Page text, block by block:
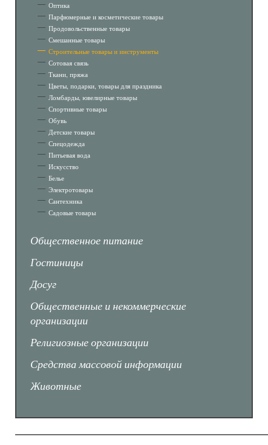
Оптика
Парфюмерные и косметические товары
Продовольственные товары
Смешанные товары
Строительные товары и инструменты
Сотовая связь
Ткани, пряжа
Цветы, подарки, товары для праздника
Ломбарды, ювелирные товары
Спортивные товары
Обувь
Детские товары
Спецодежда
Питьевая вода
Искусство
Белье
Электротовары
Сантехника
Садовые товары
Общественное питание
Гостиницы
Досуг
Общественные и некоммерческие
организации
Религиозные организации
Средства массовой информации
Животные